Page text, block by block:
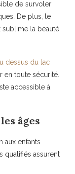
de survoler
De plus, le
la beauté
dessus du lac
en toute sécurité.
accessible à
âges
aux enfants
qualifiés assurent